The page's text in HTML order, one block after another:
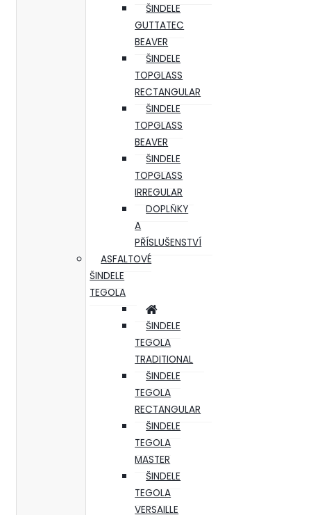
ŠINDELE
GUTTATEC
BEAVER
ŠINDELE
TOPGLASS
RECTANGULAR
ŠINDELE
TOPGLASS
BEAVER
ŠINDELE
TOPGLASS
IRREGULAR
DOPLŇKY
A
PŘÍSLUŠENSTVÍ
ASFALTOVÉ
ŠINDELE
TEGOLA
ŠINDELE
TEGOLA
TRADITIONAL
ŠINDELE
TEGOLA
RECTANGULAR
ŠINDELE
TEGOLA
MASTER
ŠINDELE
TEGOLA
VERSAILLE